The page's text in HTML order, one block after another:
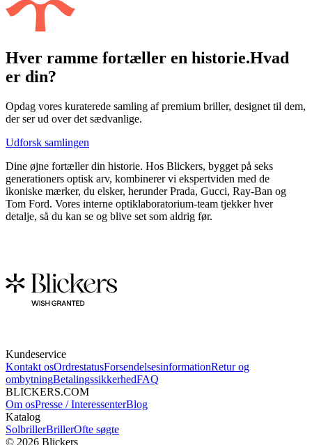
Hver ramme fortæller en historie.Hvad
er din?
Opdag vores kuraterede samling af premium briller, designet til dem,
der ser ud over det sædvanlige.
Udforsk samlingen
Dine øjne fortæller din historie. Hos Blickers, bygget på seks
generationers optisk arv, kombinerer vi ekspertviden med de
ikoniske mærker, du elsker, herunder Prada, Gucci, Ray-Ban og
Tom Ford. Vores interne optiklaboratorium-team tjekker hver
detalje, så du kan se og blive set som aldrig før.
Kundeservice
Kontakt osOrdrestatusForsendelsesinformationRetur og
ombytningBetalingssikkerhedFAQ
BLICKERS.COM
Om osPresse / InteressenterBlog
Katalog
SolbrillerBrillerOfte søgte
© 2026 Blickers